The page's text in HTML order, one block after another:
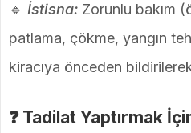
🔹 İstisna: Zorunlu bakım
patlama, çökme, yangın
kiracıya önceden
❓ Tadilat Yaptırmak